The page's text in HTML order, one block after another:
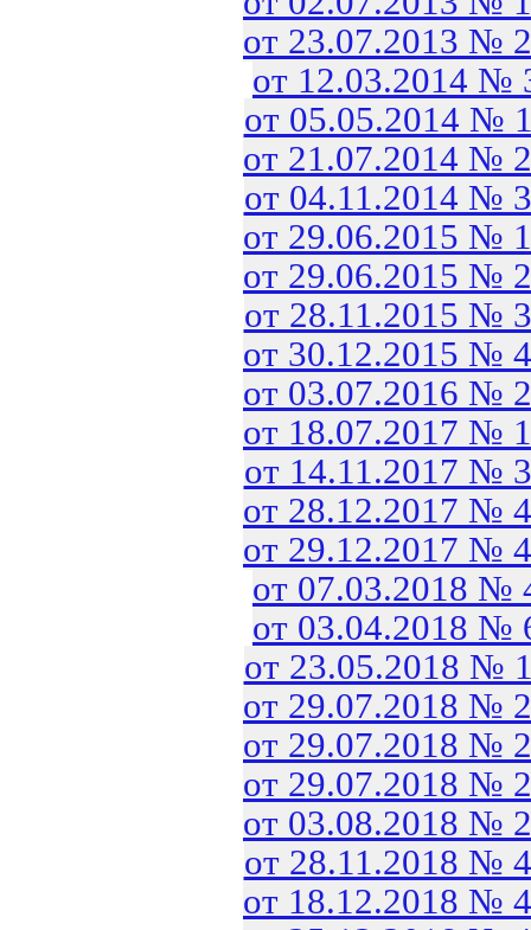
от 23.07.2013 №
от 12.03.2014 №
от 05.05.2014 №
от 21.07.2014 №
от 04.11.2014 №
от 29.06.2015 №
от 29.06.2015 №
от 28.11.2015 №
от 30.12.2015 №
от 03.07.2016 №
от 18.07.2017 №
от 14.11.2017 №
от 28.12.2017 №
от 29.12.2017 №
от 07.03.2018 №
от 03.04.2018 №
от 23.05.2018 №
от 29.07.2018 №
от 29.07.2018 №
от 29.07.2018 №
от 03.08.2018 №
от 28.11.2018 №
от 18.12.2018 №